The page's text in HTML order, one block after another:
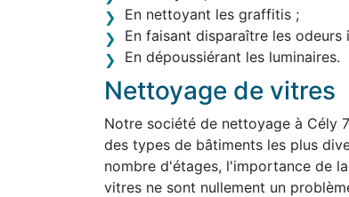
En nettoyant les graffitis ;
En faisant disparaître les odeurs
En dépoussiérant les luminaires.
Nettoyage de vitres
Notre société de nettoyage à Cély
des types de bâtiments les plus
nombre d'étages, l'importance de
vitres ne sont nullement un